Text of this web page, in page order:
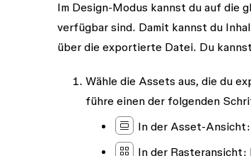
Im Design-Modus kannst du auf die
verfügbar sind. Damit kannst du
über die exportierte Datei. Du
Wähle die Assets aus, die du
führe einen der folgenden
In der Asset-Ansicht:
In der Rasteransicht: